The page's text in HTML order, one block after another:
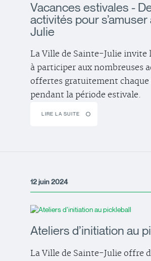
Vacances estivales -
activités pour
Julie
La Ville de Sainte-Julie invite
à participer aux nombreuses
offertes gratuitement chaque
pendant la période estivale.
LIRE LA SUITE
12 juin 2024
Ateliers d’initiation au
La Ville de Sainte-Julie offre